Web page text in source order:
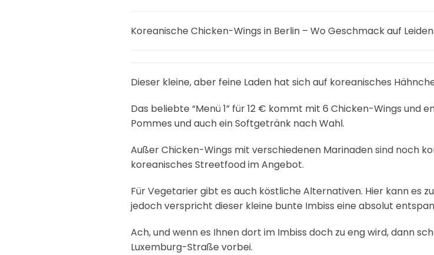
Koreanische Chicken-Wings in Berlin – Wo Geschmack auf
Dieser kleine, aber feine Laden hat sich auf koreanisches
Das beliebte “Menü 1” für 12 € kommt mit 6 Chicken-Wings
Pommes und auch ein Softgetränk nach Wahl.
Außer Chicken-Wings mit verschiedenen Marinaden sind noch
koreanisches Streetfood im Angebot.
Für Vegetarier gibt es auch köstliche Alternativen. Hier kann es
jedoch verspricht dieser kleine bunte Imbiss eine absolut
Ach, und wenn es Ihnen dort im Imbiss doch zu eng wird, dann
Luxemburg-Straße vorbei.